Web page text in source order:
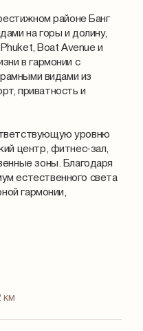
районе Банг
на горы и долину,
Boat Avenue и
в гармонии с
видами из
приватность и
уровню
центр, фитнес-зал,
зоны. Благодаря
естественного света
гармонии,
км